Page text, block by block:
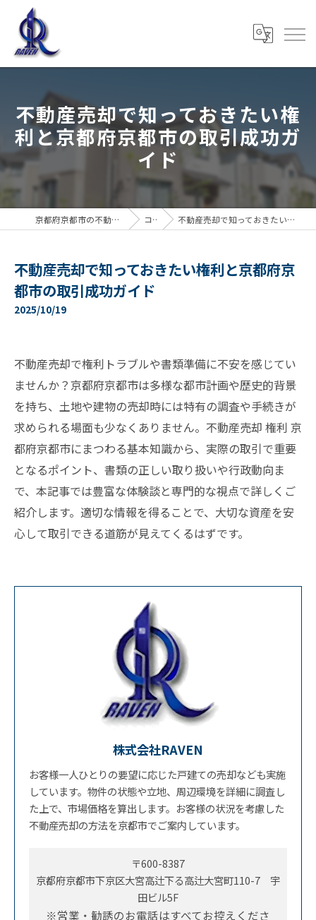
不動産売却で知っておきたい権
利と京都府京都市の取引成功ガ
イド
京都府京都市の不動産売却なら株式会社RAVEN コラム 不動産売却で知っておきたい権利と京都府京都市の取引成功ガイド
不動産売却で知っておきたい権利と京都府京
都市の取引成功ガイド
2025/10/19
不動産売却で権利トラブルや書類準備に不安を感じてい
ませんか？京都府京都市は多様な都市計画や歴史的背景
を持ち、土地や建物の売却時には特有の調査や手続きが
求められる場面も少なくありません。不動産売却 権利 京
都府京都市にまつわる基本知識から、実際の取引で重要
となるポイント、書類の正しい取り扱いや行政動向ま
で、本記事では豊富な体験談と専門的な視点で詳しくご
紹介します。適切な情報を得ることで、大切な資産を安
心して取引できる道筋が見えてくるはずです。
株式会社RAVEN
お客様一人ひとりの要望に応じた戸建ての売却なども実施
しています。物件の状態や立地、周辺環境を詳細に調査し
た上で、市場価格を算出します。お客様の状況を考慮した
不動産売却の方法を京都市でご案内しています。
〒600-8387
京都府京都市下京区大宮高辻下る高辻大宮町110-7 宇
田ビル5F
※営業・勧誘のお電話はすべてお控えくださ